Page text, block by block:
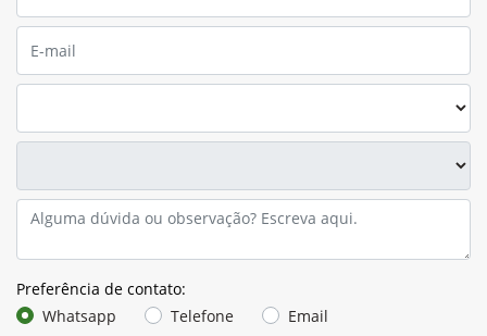
Preferência de contato:
Whatsapp
Telefone Email